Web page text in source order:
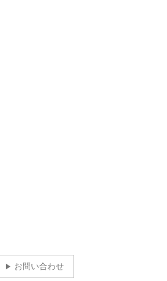
お問い合わせ